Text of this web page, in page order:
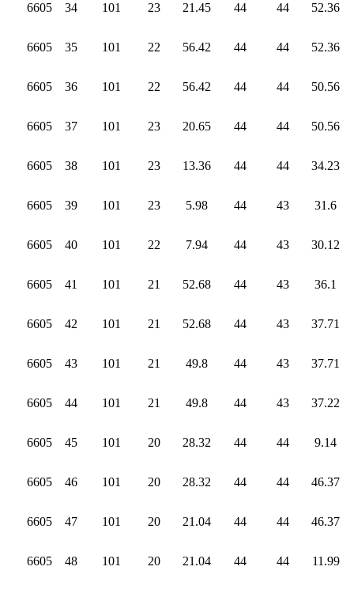
6605 34 101 23 21.45 44 44 52.36
6605 35 101 22 56.42 44 44 52.36
6605 36 101 22 56.42 44 44 50.56
6605 37 101 23 20.65 44 44 50.56
6605 38 101 23 13.36 44 44 34.23
6605 39 101 23 5.98 44 43 31.6
6605 40 101 22 7.94 44 43 30.12
6605 41 101 21 52.68 44 43 36.1
6605 42 101 21 52.68 44 43 37.71
6605 43 101 21 49.8 44 43 37.71
6605 44 101 21 49.8 44 43 37.22
6605 45 101 20 28.32 44 44 9.14
6605 46 101 20 28.32 44 44 46.37
6605 47 101 20 21.04 44 44 46.37
6605 48 101 20 21.04 44 44 11.99